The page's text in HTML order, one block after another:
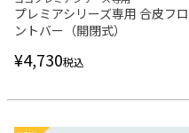
プレミアシリーズ専用 合皮フロ
ントバー（開閉式）
¥4,730税込